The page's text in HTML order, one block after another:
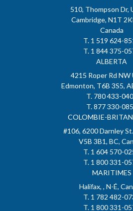
510, Thompson Dr,
Cambridge, N1T
Canada
T. 1 519 624-
T. 1 844 375-
ALBERTA
4215 Roper Rd NW
Edmonton, T6B 3S5,
T. 780 433-
T. 877 330-
COLOMBIE-
#106, 6200 Darnley
V5B 3B1, BC,
T. 1 604 570-
T. 1 800 331-
MARITIMES
Halifax, , N-É,
T. 1 782 482-
T. 1 800 331-